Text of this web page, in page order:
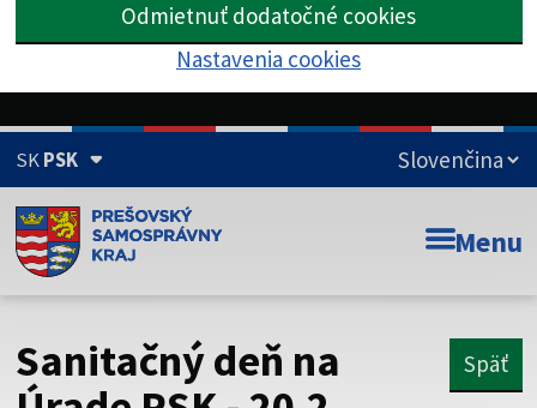
Odmietnuť dodatočné cookies
Nastavenia cookies
SKPSK
Doména psk.sk je oficiálna
Toto je oficiálna webová stránka Prešovského
Táto stránka je zabezpečená
Menu
Sanitačný deň na
Späť